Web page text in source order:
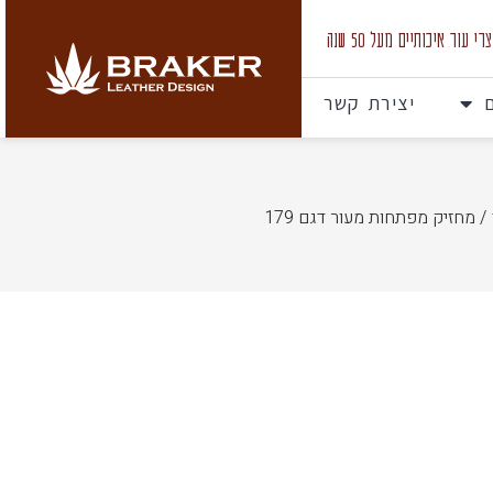
איכותיים מעל 50 שנה
יצירת קשר
/ מחזיק מפתחות מעור דגם 179